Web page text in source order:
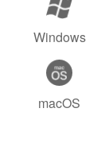
Windows
macOS